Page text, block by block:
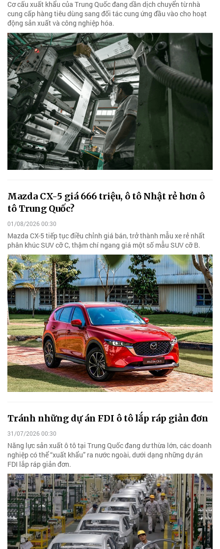
Cơ cấu xuất khẩu của Trung Quốc đang dần dịch chuyển từ nhà
cung cấp hàng tiêu dùng sang đối tác cung ứng đầu vào cho hoạt
động sản xuất và công nghiệp hóa.
Mazda CX-5 giá 666 triệu, ô tô Nhật rẻ hơn ô
tô Trung Quốc?
01/08/2026 00:30
Mazda CX-5 tiếp tục điều chỉnh giá bán, trở thành mẫu xe rẻ nhất
phân khúc SUV cỡ C, thậm chí ngang giá một số mẫu SUV cỡ B.
Tránh những dự án FDI ô tô lắp ráp giản đơn
31/07/2026 00:30
Năng lực sản xuất ô tô tại Trung Quốc đang dư thừa lớn, các doanh
nghiệp có thể “xuất khẩu” ra nước ngoài, dưới dạng những dự án
FDI lắp ráp giản đơn.